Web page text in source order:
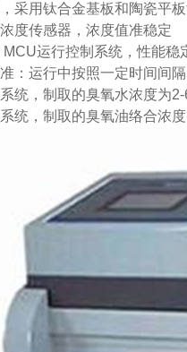
采用钛合金基板和陶瓷平
度传感器，浓度值准稳定
运行控制系统，性能稳
：运行中按照一定时间间
统，制取的臭氧水浓度为2-
统，制取的臭氧油络合浓度